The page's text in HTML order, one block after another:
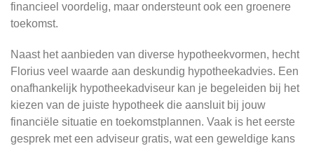
financieel voordelig, maar ondersteunt ook een groenere
toekomst.
Naast het aanbieden van diverse hypotheekvormen, hecht
Florius veel waarde aan deskundig hypotheekadvies. Een
onafhankelijk hypotheekadviseur kan je begeleiden bij het
kiezen van de juiste hypotheek die aansluit bij jouw
financiële situatie en toekomstplannen. Vaak is het eerste
gesprek met een adviseur gratis, wat een geweldige kans